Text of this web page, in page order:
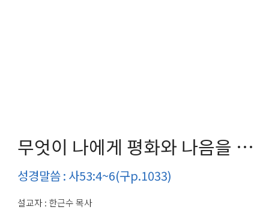
무엇이 나에게 평화와 나음을 주는가?
성경말씀 : 사53:4~6(구p.1033)
설교자 : 한근수 목사